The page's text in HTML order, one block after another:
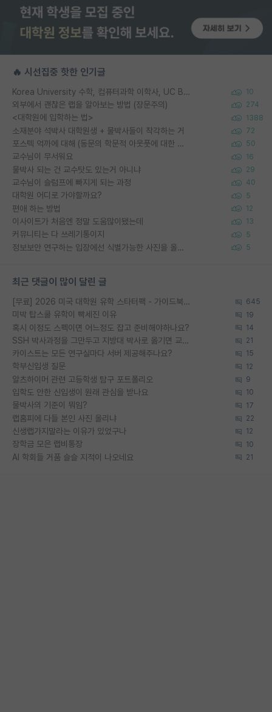
🔥 시선집중 핫한 인기글
Korea University 수학, 컴퓨터과학 이학사, UC Berkeley 산업공학 대학원 공학박사가 되는 것은 쉽지 않겠죠? 10
외부에서 괜찮은 랩을 알아보는 방법 (장문주의) 274
<대학원에 입학하는 법> 1388
소재분야 석박사 대학원생 + 물박사들이 착각하는 거 72
포스텍 억까에 대해 (동문의 학문적 아웃풋에 대한 반박) 50
교수님이 무서워요 16
물박사 되는 건 교수탓도 있는거 아니냐 29
교수님이 슬럼프에 빠지게 되는 과정 40
대학원 어디로 가야할까요? 5
편애 하는 방법 12
이사이트가 처음엔 정말 도움많이됐는데 13
커뮤니티는 다 쓰레기통이지 5
정보보안 연구하는 입장에선 식별가능한 사진을 올리는건 비추이긴함 5
최근 댓글이 많이 달린 글
[무료] 2026 미국 대학원 유학 스타터팩 - 가이드북 & 합격자 컨택메일 템플릿 645
미박 탑스쿨 유학이 빡세진 이유 19
혹시 이정도 스펙이면 어느정도 잡고 준비해야하나요? 14
SSH 박사과정을 그만두고 지방대 박사로 옮기면 교수의 꿈은 끝일까요? 21
카이스트는 모든 연구실마다 서버 제공해주나요? 15
학부신입생 질문 12
알츠하이머 관련 고등학생 탐구 포트폴리오 9
입학도 안한 신입생이 원래 관심을 받나요 10
물박사의 기준이 뭐임? 17
랩홈피에 다들 본인 사진 올리냐 22
신생랩가지말라는 이유가 있었구나 12
장학금 모은 랩비통장 10
AI 학회들 거품 슬슬 지적이 나오네요 21